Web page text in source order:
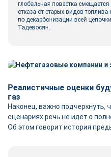
глобальная повестка смещается
отказа от старых видов
по декарбонизации всей
Тадевосян.
Реалистичные оценки
газ
Наконец, важно подчеркнуть,
сценариях речь не идёт о
Об этом говорит история